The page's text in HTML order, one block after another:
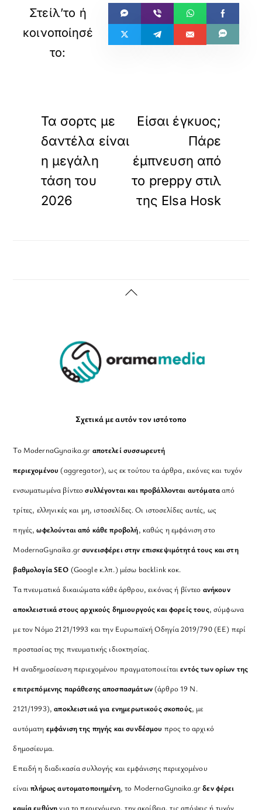
Τα σορτς με
δαντέλα είναι
η μεγάλη
τάση του
2026
Είσαι έγκυος;
Πάρε
έμπνευση από
το preppy στιλ
της Elsa Hosk
Back
Σχετικά με αυτόν τον ιστότοπο
Το ModernaGynaika.gr αποτελεί συσσωρευτή
περιεχομένου (aggregator), ως εκ τούτου τα άρθρα, εικόνες και τυχόν
ενσωματωμένα βίντεοσυλλέγονται και προβάλλονται αυτόματααπό
τρίτες, ελληνικές και μη, ιστοσελίδες. Οι ιστοσελίδες αυτές, ως
πηγές,ωφελούνται από κάθε προβολή, καθώς η εμφάνιση στο
ModernaGynaika.grσυνεισφέρει στην επισκεψιμότητά τους και στη
βαθμολογία SEO (Google κ.λπ.) μέσω backlink κοκ.
Τα πνευματικά δικαιώματα κάθε άρθρου, εικόνας ή βίντεο ανήκουν
αποκλειστικά στους αρχικούς δημιουργούς και φορείς τους, σύμφωνα
με τον Νόμο 2121/1993 και την Ευρωπαϊκή Οδηγία 2019/790 (ΕΕ) περί
προστασίας της πνευματικής ιδιοκτησίας.
Η αναδημοσίευση περιεχομένου πραγματοποιείταιεντός των ορίων της
επιτρεπόμενης παράθεσης αποσπασμάτων(άρθρο 19 Ν.
2121/1993), αποκλειστικά για ενημερωτικούς σκοπούς, με
αυτόματη εμφάνιση της πηγής και συνδέσμου προς το αρχικό
δημοσίευμα.
Επειδή η διαδικασία συλλογής και εμφάνισης περιεχομένου
είναιπλήρως αυτοματοποιημένη, το ModernaGynaika.grδεν φέρει
καμία ευθύνηγια το περιεχόμενο, την ακρίβεια, τις απόψεις ή τυχόν